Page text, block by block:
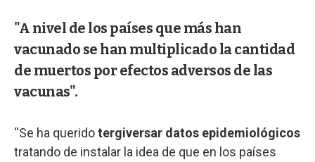
"A nivel de los países que más han
vacunado se han multiplicado la cantidad
de muertos por efectos adversos de las
vacunas".
“Se ha queridotergiversar datos epidemiológicos
tratando de instalar la idea de que en los países